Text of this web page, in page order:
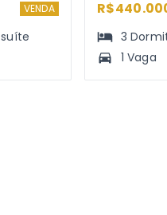
VENDA
suíte
3
1 Vaga